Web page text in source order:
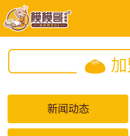
新闻动态